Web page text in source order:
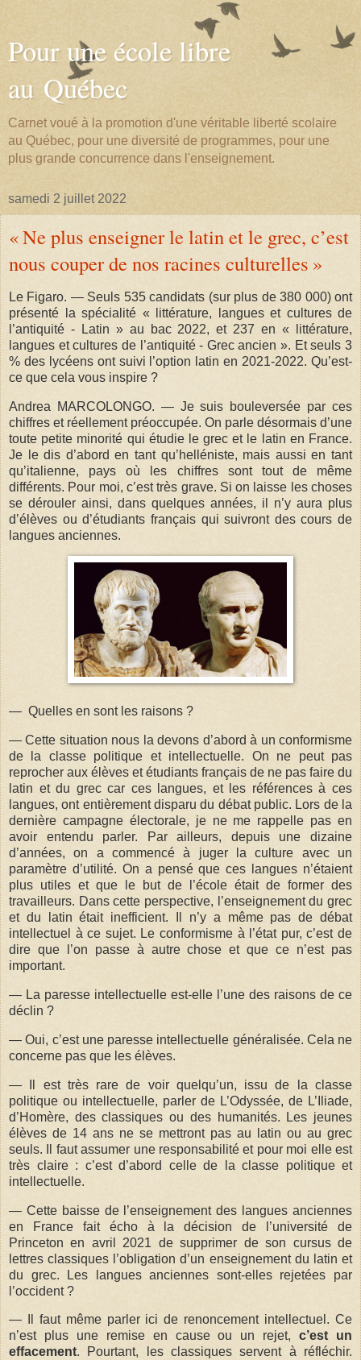
Pour une école libre
au Québec
Carnet voué à la promotion d'une véritable liberté scolaire
au Québec, pour une diversité de programmes, pour une
plus grande concurrence dans l'enseignement.
samedi 2 juillet 2022
« Ne plus enseigner le latin et le grec, c’est
nous couper de nos racines culturelles »
Le Figaro. — Seuls 535 candidats (sur plus de 380 000) ont
présenté la spécialité « littérature, langues et cultures de
l’antiquité - Latin » au bac 2022, et 237 en « littérature,
langues et cultures de l’antiquité - Grec ancien ». Et seuls 3
% des lycéens ont suivi l’option latin en 2021-2022. Qu’est-
ce que cela vous inspire ?
Andrea MARCOLONGO. — Je suis bouleversée par ces
chiffres et réellement préoccupée. On parle désormais d’une
toute petite minorité qui étudie le grec et le latin en France.
Je le dis d’abord en tant qu’helléniste, mais aussi en tant
qu’italienne, pays où les chiffres sont tout de même
différents. Pour moi, c’est très grave. Si on laisse les choses
se dérouler ainsi, dans quelques années, il n’y aura plus
d’élèves ou d’étudiants français qui suivront des cours de
langues anciennes.
— Quelles en sont les raisons ?
— Cette situation nous la devons d’abord à un conformisme
de la classe politique et intellectuelle. On ne peut pas
reprocher aux élèves et étudiants français de ne pas faire du
latin et du grec car ces langues, et les références à ces
langues, ont entièrement disparu du débat public. Lors de la
dernière campagne électorale, je ne me rappelle pas en
avoir entendu parler. Par ailleurs, depuis une dizaine
d’années, on a commencé à juger la culture avec un
paramètre d’utilité. On a pensé que ces langues n’étaient
plus utiles et que le but de l’école était de former des
travailleurs. Dans cette perspective, l’enseignement du grec
et du latin était inefficient. Il n’y a même pas de débat
intellectuel à ce sujet. Le conformisme à l’état pur, c’est de
dire que l’on passe à autre chose et que ce n’est pas
important.
— La paresse intellectuelle est-elle l’une des raisons de ce
déclin ?
— Oui, c’est une paresse intellectuelle généralisée. Cela ne
concerne pas que les élèves.
— Il est très rare de voir quelqu’un, issu de la classe
politique ou intellectuelle, parler de L’Odyssée, de L’Iliade,
d’Homère, des classiques ou des humanités. Les jeunes
élèves de 14 ans ne se mettront pas au latin ou au grec
seuls. Il faut assumer une responsabilité et pour moi elle est
très claire : c’est d’abord celle de la classe politique et
intellectuelle.
— Cette baisse de l’enseignement des langues anciennes
en France fait écho à la décision de l’université de
Princeton en avril 2021 de supprimer de son cursus de
lettres classiques l’obligation d’un enseignement du latin et
du grec. Les langues anciennes sont-elles rejetées par
l’occident ?
— Il faut même parler ici de renoncement intellectuel. Ce
n’est plus une remise en cause ou un rejet,c’est un
effacement. Pourtant, les classiques servent à réfléchir.